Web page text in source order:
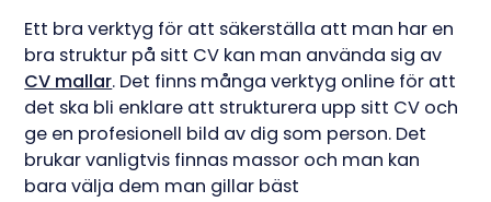
Ett bra verktyg för att säkerställa att man har en
bra struktur på sitt CV kan man använda sig av
CV mallar. Det finns många verktyg online för att
det ska bli enklare att strukturera upp sitt CV och
ge en profesionell bild av dig som person. Det
brukar vanligtvis finnas massor och man kan
bara välja dem man gillar bäst